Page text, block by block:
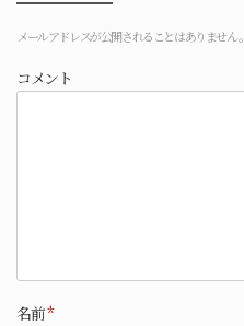
メールアドレスが公開されることはありません。
コメント
名前*